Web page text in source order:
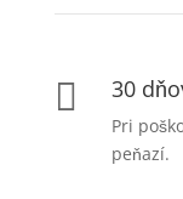
 30
Pri
peňazí.